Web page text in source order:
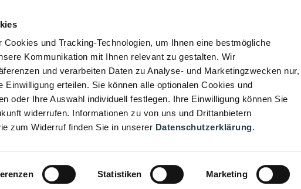
und Tracking-Technologien, um Ihnen eine bestmögliche
Kommunikation mit Ihnen relevant zu gestalten. Wir
und verarbeiten Daten zu Analyse- und Marketingzwecken nur,
Einwilligung erteilen. Sie können alle optionalen Cookies und
oder Ihre Auswahl individuell festlegen. Ihre Einwilligung können Sie
widerrufen. Informationen zu von uns und Drittanbietern
zum Widerruf finden Sie in unserer Datenschutzerklärung.
Statistiken Marketing